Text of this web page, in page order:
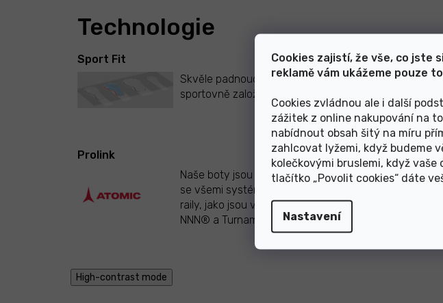
Cookies zajistí, že vše, co jste
reklamě vám ukážeme pouze
Cookies zvládnou ale i další
zážitek z online nakupování na
nabídnout obsah šitý na míru
zahlcovat lyžemi, když budeme
kolečkovými bruslemi, když vaše
tlačítko „Povolit cookies“ dáte
Nastavení
Technologie
Sport Fit
Skvěle padnoucí pro
sportovně založené běžkaře.
Classic Flex
Prolink
Naše boty jsou kompatibilní
se všemi systémy vázání se 2
raily, jako jsou vázání Prolink,
NNN® a Turnamic®.
Internal Heel
High-contrast mode